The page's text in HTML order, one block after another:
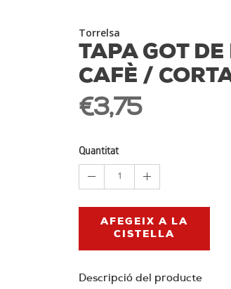
Torrelsa
TAPA GOT DE
CAFÈ /
€3,75
Quantitat
1
AFEGEIX A LA
CISTELLA
Descripció del producte